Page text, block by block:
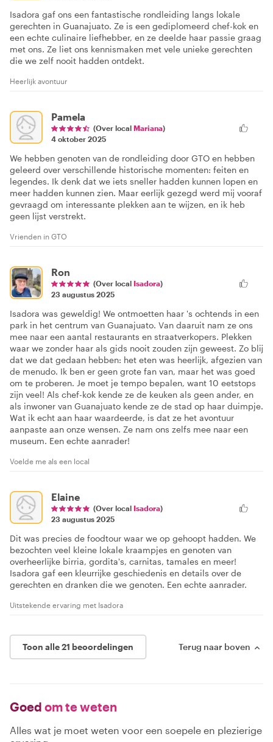
Isadora gaf ons een fantastische rondleiding langs lokale
gerechten in Guanajuato. Ze is een gediplomeerd chef-kok en
een echte culinaire liefhebber, en ze deelde haar passie graag
met ons. Ze liet ons kennismaken met vele unieke gerechten
die we zelf nooit hadden ontdekt.
Heerlijk avontuur
Pamela
(Over local Mariana)
4 oktober 2025
We hebben genoten van de rondleiding door GTO en hebben
geleerd over verschillende historische momenten: feiten en
legendes. Ik denk dat we iets sneller hadden kunnen lopen en
meer hadden kunnen zien. Maar eerlijk gezegd werd mij vooraf
gevraagd om interessante plekken aan te wijzen, en ik heb
geen lijst verstrekt.
Vrienden in GTO
Ron
(Over local Isadora)
23 augustus 2025
Isadora was geweldig! We ontmoetten haar 's ochtends in een
park in het centrum van Guanajuato. Van daaruit nam ze ons
mee naar een aantal restaurants en straatverkopers. Plekken
waar we zonder haar als gids nooit zouden zijn geweest. Zo blij
dat we dat gedaan hebben: het eten was heerlijk, afgezien van
de menudo. Ik ben er geen grote fan van, maar het was goed
om te proberen. Je moet je tempo bepalen, want 10 eetstops
zijn veel! Als chef-kok kende ze de keuken als geen ander, en
als inwoner van Guanajuato kende ze de stad op haar duimpje.
Wat ik echt aan haar waardeerde, is dat ze het avontuur
aanpaste aan onze wensen. Ze nam ons zelfs mee naar een
museum. Een echte aanrader!
Voelde me als een local
Elaine
(Over local Isadora)
23 augustus 2025
Dit was precies de foodtour waar we op gehoopt hadden. We
bezochten veel kleine lokale kraampjes en genoten van
overheerlijke birria, gordita's, carnitas, tamales en meer!
Isadora gaf een kleurrijke geschiedenis en details over de
gerechten en dranken die we genoten. Een echte aanrader.
Uitstekende ervaring met Isadora
Toon alle 21 beoordelingen Terug naar boven
Goed om te weten
Alles wat je moet weten voor een soepele en plezierige